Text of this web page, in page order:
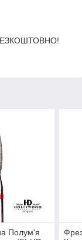
БЕЗКОШТОВНО!
Полум'я